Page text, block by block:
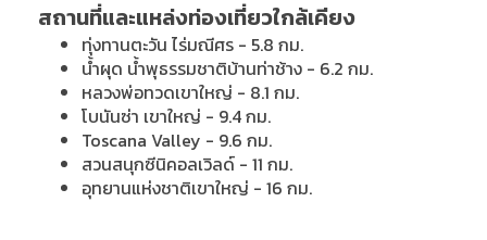
สถานที่และแหล่งท่องเที่ยวใกล้เคียง
ทุ่งทานตะวัน ไร่มณีศร - 5.8 กม.
น้ำผุด น้ำพุธรรมชาติบ้านท่าช้าง - 6.2 กม.
หลวงพ่อทวดเขาใหญ่ - 8.1 กม.
โบนันซ่า เขาใหญ่ - 9.4 กม.
Toscana Valley - 9.6 กม.
สวนสนุกซีนิคอลเวิลด์ - 11 กม.
อุทยานแห่งชาติเขาใหญ่ - 16 กม.